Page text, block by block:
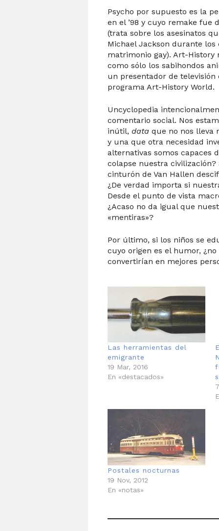
Psycho por supuesto es la
en el ’98 y cuyo remake fue
(trata sobre los asesinatos
Michael Jackson durante
matrimonio gay). Art-History
como sólo los sabihondos
un presentador de
programa Art-History World.
Uncyclopedia
comentario social. Nos
inútil, data que no nos lleva
y una que otra necesidad
alternativas somos capaces
colapse nuestra
cinturón de Van Hallen
¿De verdad importa si
Desde el punto de vista
¿Acaso no da igual que
«mentiras»?
Por último, si los niños se
cuyo origen es el humor,
convertirían en mejores
Las herramientas del
emigrante
19 Mar, 2016
En «destacados»
Postales nocturnas
19 Nov, 2012
En «notas»